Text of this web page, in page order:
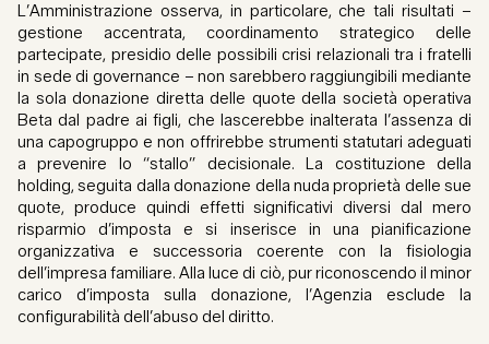
L’Amministrazione osserva, in particolare, che tali risultati –
gestione accentrata, coordinamento strategico delle
partecipate, presidio delle possibili crisi relazionali tra i fratelli
in sede di governance – non sarebbero raggiungibili mediante
la sola donazione diretta delle quote della società operativa
Beta dal padre ai figli, che lascerebbe inalterata l’assenza di
una capogruppo e non offrirebbe strumenti statutari adeguati
a prevenire lo “stallo” decisionale. La costituzione della
holding, seguita dalla donazione della nuda proprietà delle sue
quote, produce quindi effetti significativi diversi dal mero
risparmio d’imposta e si inserisce in una pianificazione
organizzativa e successoria coerente con la fisiologia
dell’impresa familiare. Alla luce di ciò, pur riconoscendo il minor
carico d’imposta sulla donazione, l’Agenzia esclude la
configurabilità dell’abuso del diritto.